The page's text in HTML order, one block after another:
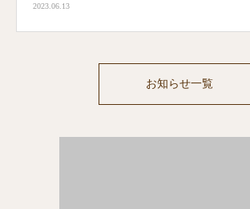
2023.06.13
お知らせ一覧